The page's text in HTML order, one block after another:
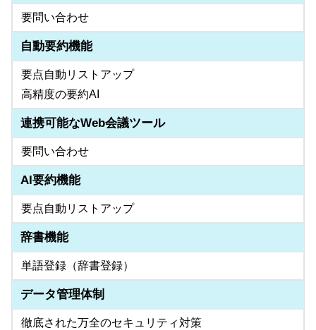
要問い合わせ
自動要約機能
要点自動リストアップ
高精度の要約AI
連携可能なWeb会議ツール
要問い合わせ
AI要約機能
要点自動リストアップ
辞書機能
単語登録（辞書登録）
データ管理体制
徹底された万全のセキュリティ対策